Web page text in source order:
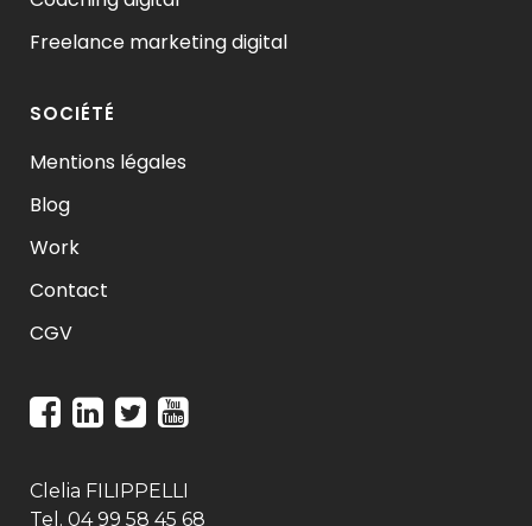
Freelance marketing digital
SOCIÉTÉ
Mentions légales
Blog
Work
Contact
CGV
Clelia FILIPPELLI
Tel. 04 99 58 45 68